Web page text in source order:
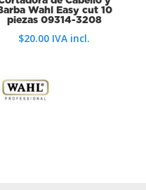
Wahl Easy cut 10
piezas 09314-3208
$20.00 IVA incl.